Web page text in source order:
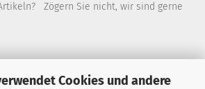
Cookies und andere
Zögern Sie nicht, wir sind gerne